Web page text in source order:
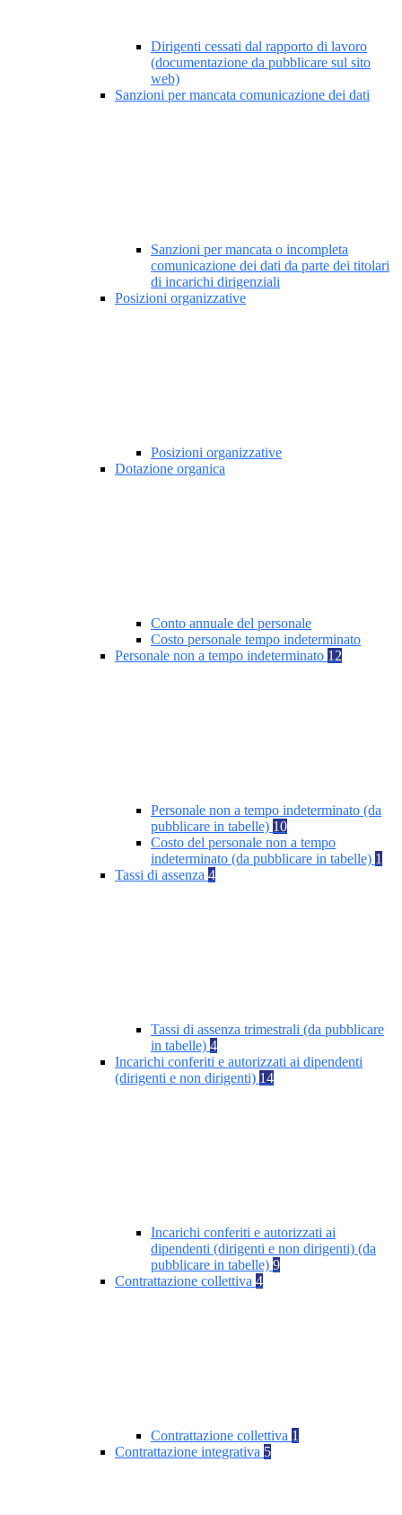
Dirigenti cessati dal rapporto di lavoro
(documentazione da pubblicare sul sito
web)
Sanzioni per mancata comunicazione dei dati
Sanzioni per mancata o incompleta
comunicazione dei dati da parte dei titolari
di incarichi dirigenziali
Posizioni organizzative
Posizioni organizzative
Dotazione organica
Conto annuale del personale
Costo personale tempo indeterminato
Personale non a tempo indeterminato 12
Personale non a tempo indeterminato (da
pubblicare in tabelle) 10
Costo del personale non a tempo
indeterminato (da pubblicare in tabelle) 1
Tassi di assenza 4
Tassi di assenza trimestrali (da pubblicare
in tabelle) 4
Incarichi conferiti e autorizzati ai dipendenti
(dirigenti e non dirigenti) 14
Incarichi conferiti e autorizzati ai
dipendenti (dirigenti e non dirigenti) (da
pubblicare in tabelle) 9
Contrattazione collettiva 4
Contrattazione collettiva 1
Contrattazione integrativa 5